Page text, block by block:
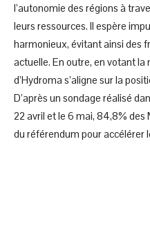
l’autonomie des régions à
leurs ressources. Il espère
harmonieux, évitant ainsi des
actuelle. En outre, en votant la
d’Hydroma s’aligne sur la
D’après un sondage réalisé
22 avril et le 6 mai, 84,8% des
du référendum pour accélérer